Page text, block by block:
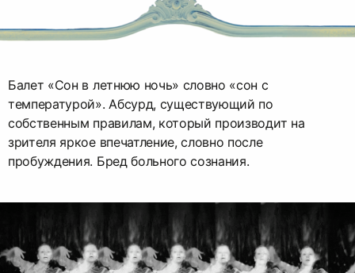
Балет «Сон в летнюю ночь» словно «сон с
температурой». Абсурд, существующий по
собственным правилам, который производит на
зрителя яркое впечатление, словно после
пробуждения. Бред больного сознания.